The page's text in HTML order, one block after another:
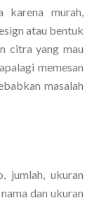
karena murah,
atau bentuk
citra yang mau
memesan
masalah
jumlah, ukuran
dan ukuran